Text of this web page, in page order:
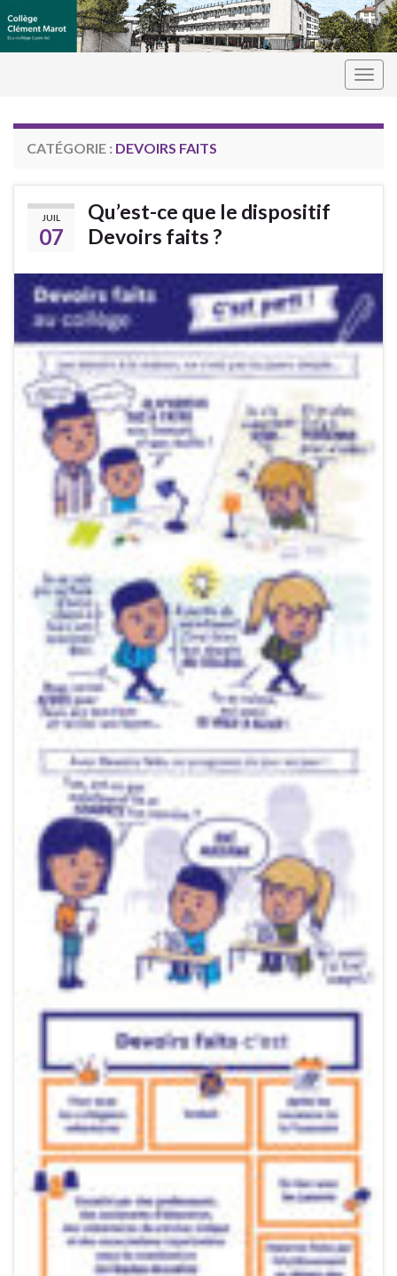
CATÉGORIE : DEVOIRS FAITS
JUIL
07
Qu’est-ce que le dispositif
Devoirs faits ?
Panneau de gestion des cookies